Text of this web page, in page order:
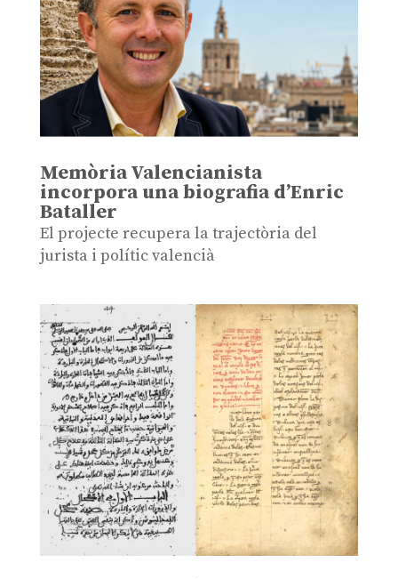
Memòria Valencianista
incorpora una biografia d’Enric
Bataller
El projecte recupera la trajectòria del
jurista i polític valencià